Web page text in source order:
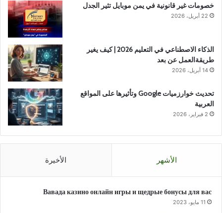
خصومات غير قانونية في يمن موبايل تثير الجدل
22 أبريل، 2026
الذكاء الاصطناعي في التعليم 2026 | كيف يغير
طريقةالعمل عن بعد
14 أبريل، 2026
تحديث خوارزميات Google وتأثيرها على المواقع
العربية
2 فبراير، 2026
الأشهر الأخيرة
Вавада казино онлайн игры и щедрые бонусы для вас
11 مايو، 2023